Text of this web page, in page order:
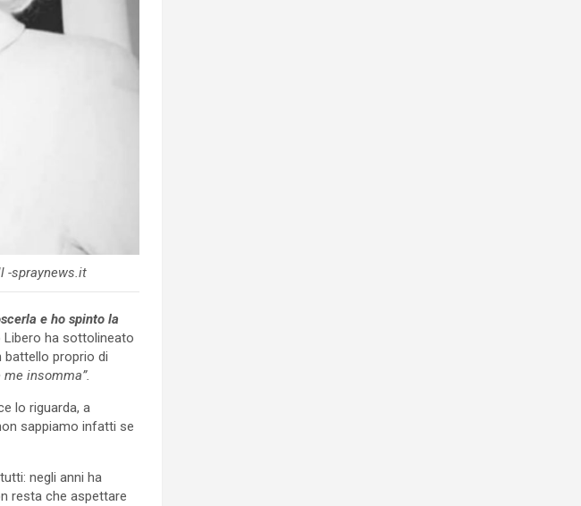
-spraynews.it
e ho spinto la
Libero ha sottolineato
proprio di
insomma”.
lo riguarda, a
sappiamo infatti se
negli anni ha
resta che aspettare